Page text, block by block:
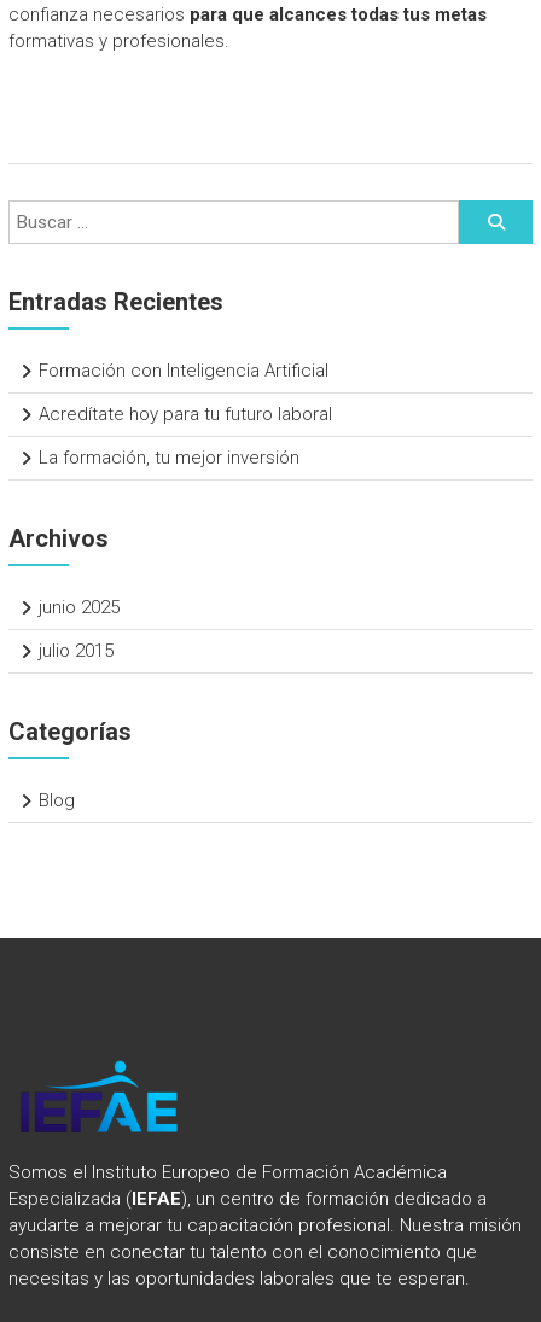
confianza necesarios para que alcances todas tus metas
formativas y profesionales.
Entradas Recientes
Formación con Inteligencia Artificial
Acredítate hoy para tu futuro laboral
La formación, tu mejor inversión
Archivos
junio 2025
julio 2015
Categorías
Blog
Somos el Instituto Europeo de Formación Académica
Especializada (IEFAE), un centro de formación dedicado a
ayudarte a mejorar tu capacitación profesional. Nuestra misión
consiste en conectar tu talento con el conocimiento que
necesitas y las oportunidades laborales que te esperan.